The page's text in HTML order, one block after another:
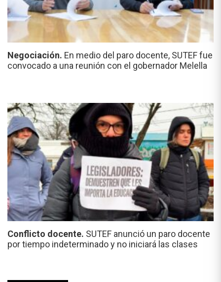
Negociación. En medio del paro docente, SUTEF fue
convocado a una reunión con el gobernador Melella
Conflicto docente. SUTEF anunció un paro docente
por tiempo indeterminado y no iniciará las clases